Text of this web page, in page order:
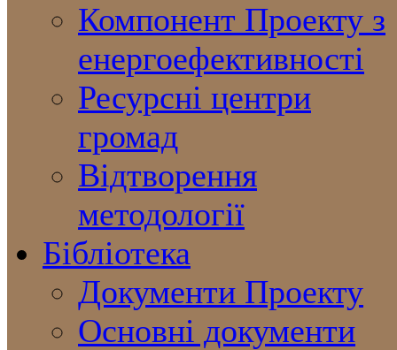
Компонент Проекту з
енергоефективності
Ресурсні центри
громад
Відтворення
методології
Бібліотека
Документи Проекту
Основні документи